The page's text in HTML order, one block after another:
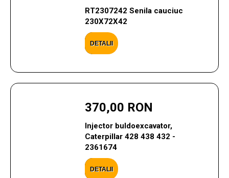
RT2307242 Senila cauciuc
230X72X42
DETALII
370,00 RON
Injector buldoexcavator,
Caterpillar 428 438 432 -
2361674
DETALII